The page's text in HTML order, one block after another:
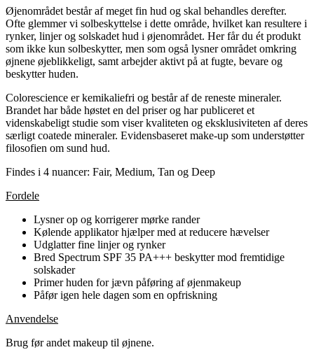
Øjenområdet består af meget fin hud og skal behandles derefter.
Ofte glemmer vi solbeskyttelse i dette område, hvilket kan resultere i
rynker, linjer og solskadet hud i øjenområdet. Her får du ét produkt
som ikke kun solbeskytter, men som også lysner området omkring
øjnene øjeblikkeligt, samt arbejder aktivt på at fugte, bevare og
beskytter huden.
Colorescience er kemikaliefri og består af de reneste mineraler.
Brandet har både høstet en del priser og har publiceret et
videnskabeligt studie som viser kvaliteten og eksklusiviteten af deres
særligt coatede mineraler. Evidensbaseret make-up som understøtter
filosofien om sund hud.
Findes i 4 nuancer: Fair, Medium, Tan og Deep
Fordele
Lysner op og korrigerer mørke rander
Kølende applikator hjælper med at reducere hævelser
Udglatter fine linjer og rynker
Bred Spectrum SPF 35 PA+++ beskytter mod fremtidige
solskader
Primer huden for jævn påføring af øjenmakeup
Påfør igen hele dagen som en opfriskning
Anvendelse
Brug før andet makeup til øjnene.